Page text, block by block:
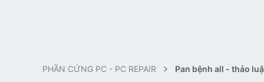
PHẦN CỨNG PC - PC REPAIR